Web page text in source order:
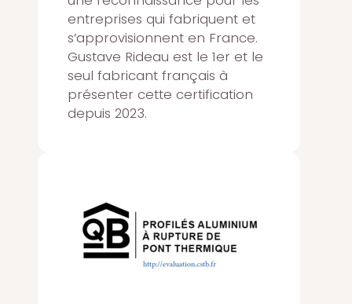
entreprises qui fabriquent et
s’approvisionnent en France.
Gustave Rideau est le 1er et le
seul fabricant français à
présenter cette certification
depuis 2023.